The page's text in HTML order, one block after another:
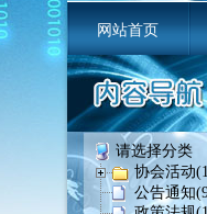
网站首页
请选择分类
协会活动
公告通知